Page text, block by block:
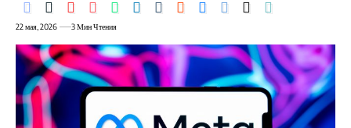
22 мая, 2026 3 Мин Чтения